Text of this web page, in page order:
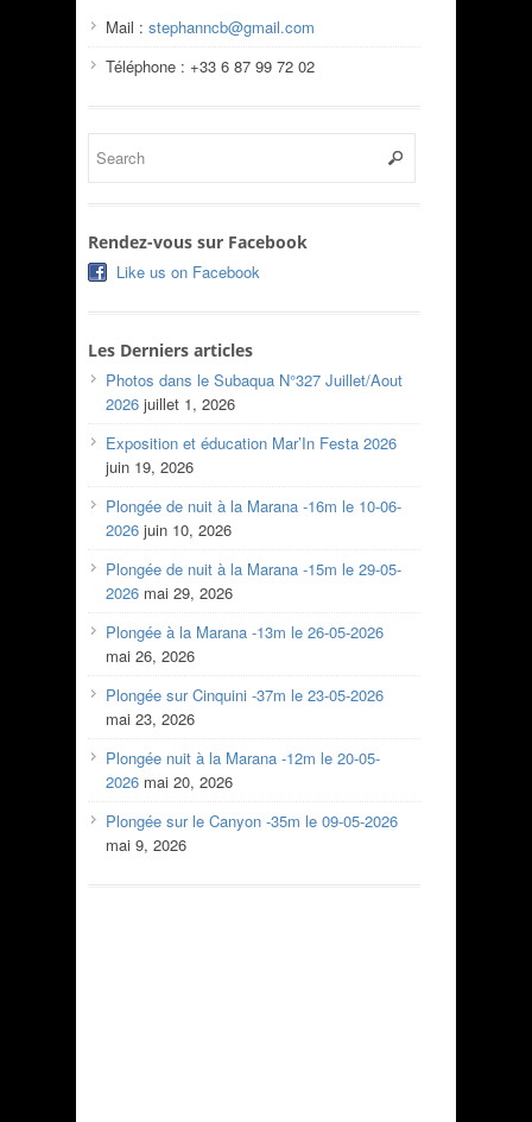
Mail : stephanncb@gmail.com
Téléphone : +33 6 87 99 72 02
Rendez-vous sur Facebook
Like us on Facebook
Les Derniers articles
Photos dans le Subaqua N°327 Juillet/Aout
2026 juillet 1, 2026
Exposition et éducation Mar’In Festa 2026
juin 19, 2026
Plongée de nuit à la Marana -16m le 10-06-
2026 juin 10, 2026
Plongée de nuit à la Marana -15m le 29-05-
2026 mai 29, 2026
Plongée à la Marana -13m le 26-05-2026
mai 26, 2026
Plongée sur Cinquini -37m le 23-05-2026
mai 23, 2026
Plongée nuit à la Marana -12m le 20-05-
2026 mai 20, 2026
Plongée sur le Canyon -35m le 09-05-2026
mai 9, 2026